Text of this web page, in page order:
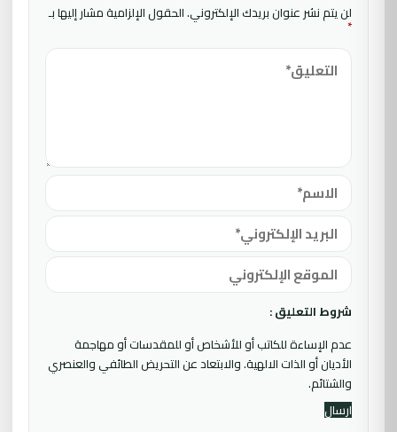
لن يتم نشر عنوان بريدك الإلكتروني.الحقول الإلزامية مشار إليها بـ
*
شروط التعليق :
عدم الإساءة للكاتب أو للأشخاص أو للمقدسات أو مهاجمة
الأديان أو الذات الالهية. والابتعاد عن التحريض الطائفي والعنصري
والشتائم.